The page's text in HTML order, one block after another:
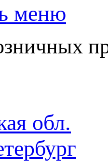
меню
обл.